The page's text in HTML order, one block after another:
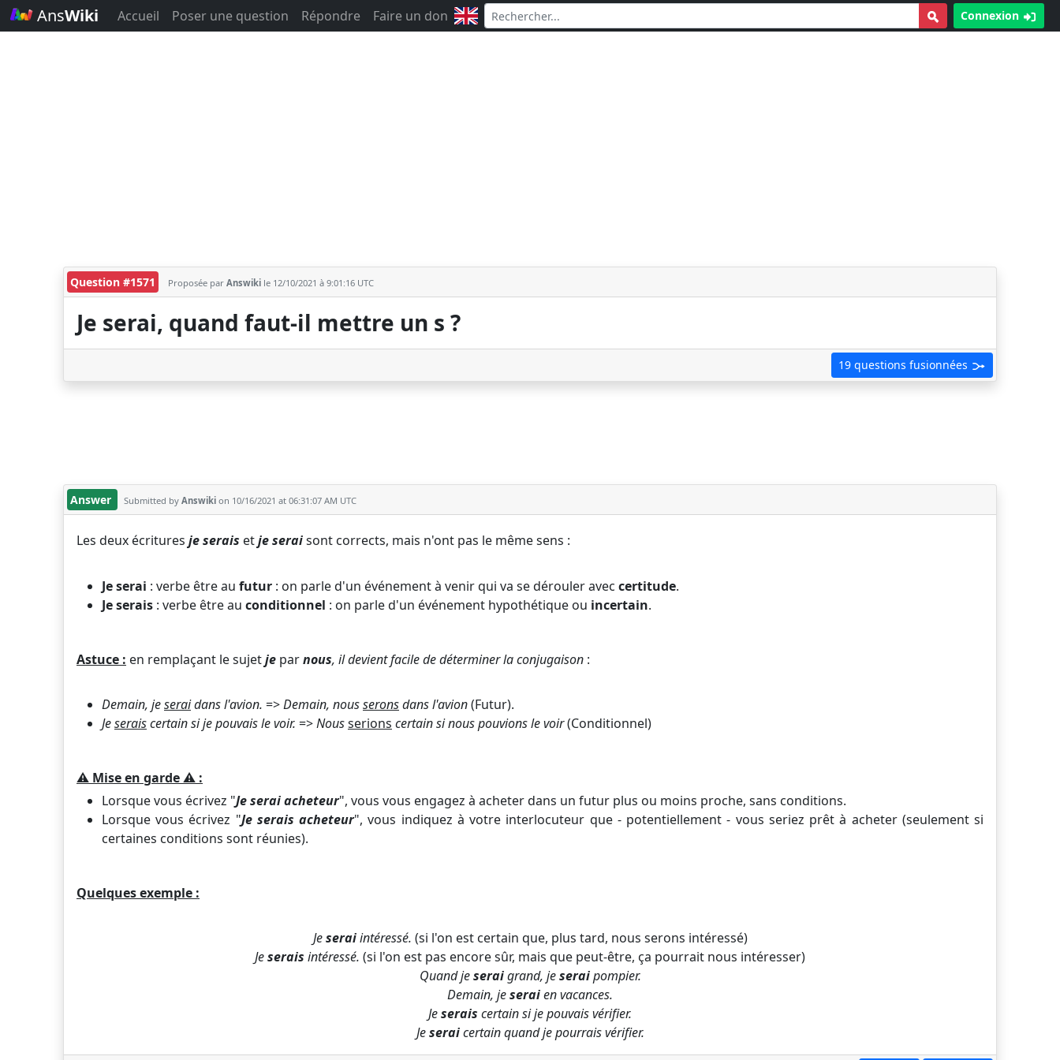
AnsWiki Accueil Poser une question Répondre Faire un don Connexion
Question #1571 Proposée par Answiki le 12/10/2021 à 9:01:16 UTC
Je serai, quand faut-il mettre un s ?
19 questions fusionnées
Answer Submitted by Answiki on 10/16/2021 at 06:31:07 AM UTC
Les deux écritures je serais etje seraisont corrects, mais n'ont pas le même sens :
Je serai : verbe être au futur : on parle d'un événement à venir qui va se dérouler avec certitude.
Je serais : verbe être au conditionnel : on parle d'un événement hypothétique ou incertain.
Astuce : en remplaçant le sujetje parnous, il devient facile de déterminer la conjugaison :
Demain, jeseraidans l'avion. =>Demain, nousseronsdans l'avion(Futur).
Jeseraiscertain si je pouvais le voir. =>Nousserions certain si nous pouvions le voir(Conditionnel)
⚠️ Mise en garde⚠️ :
Lorsque vous écrivez "Je serai acheteur", vous vous engagez à acheter dans un futur plus ou moins proche, sans conditions.
Lorsque vous écrivez "Je serais acheteur", vous indiquez à votre interlocuteur que - potentiellement - vous seriez prêt à acheter (seulement si
certaines conditions sont réunies).
Quelques exemple :
Jeseraiintéressé. (si l'on est certain que, plus tard, nous serons intéressé)
Jeserais intéressé. (si l'on est pas encore sûr, mais que peut-être, ça pourrait nous intéresser)
Quand jeseraigrand, jeseraipompier.
Demain, jeseraien vacances.
Jeserais certain si je pouvais vérifier.
Jeseraicertain quand je pourrais vérifier.